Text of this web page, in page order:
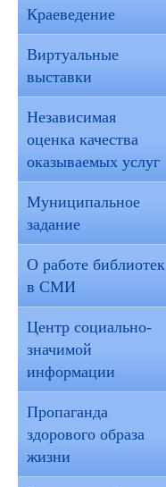
Краеведение
Виртуальные
выставки
Независимая
оценка качества
оказываемых услуг
Муниципальное
задание
О работе библиотек
в СМИ
Центр социально-
значимой
информации
Пропаганда
здорового образа
жизни